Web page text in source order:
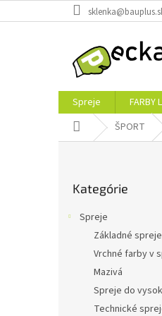
na
Spreje FARBY
DomovŠPORT
kategórie
Kategórie
Spreje
Základné spreje
Vrchné farby v
Mazivá
Spreje do
Technické